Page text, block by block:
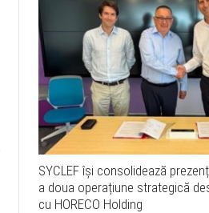
SYCLEF își consolidează
a doua operațiune strategică
cu HORECO Holding